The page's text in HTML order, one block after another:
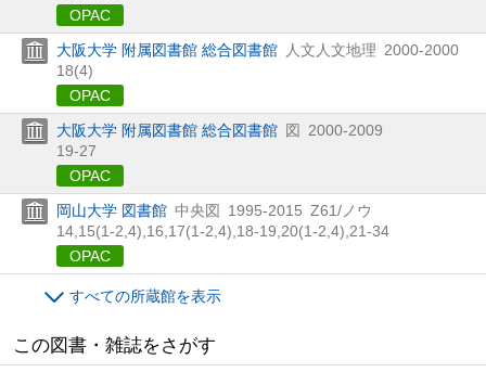
OPAC
大阪大学 附属図書館 総合図書館 人文人文地理 2000-2000
18(4)
OPAC
大阪大学 附属図書館 総合図書館 図 2000-2009
19-27
OPAC
岡山大学 図書館 中央図 1995-2015 Z61/ノウ
14,15(1-2,4),16,17(1-2,4),18-19,20(1-2,4),21-34
OPAC
すべての所蔵館を表示
この図書・雑誌をさがす